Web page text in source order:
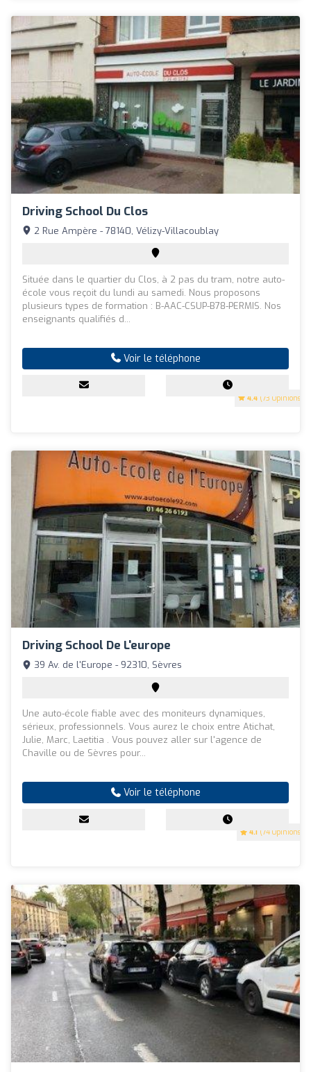
Driving School Du Clos
4.4 (73 Opinions)
2 Rue Ampère - 78140, Vélizy-Villacoublay
Située dans le quartier du Clos, à 2 pas du tram, notre auto-
école vous reçoit du lundi au samedi. Nous proposons
plusieurs types de formation : B-AAC-CSUP-B78-PERMIS. Nos
enseignants qualifiés d...
Voir le téléphone
Driving School De L'europe
4.1 (74 Opinions)
39 Av. de l'Europe - 92310, Sèvres
Une auto-école fiable avec des moniteurs dynamiques,
sérieux, professionnels. Vous aurez le choix entre Atichat,
Julie, Marc, Laetitia . Vous pouvez aller sur l'agence de
Chaville ou de Sèvres pour...
Voir le téléphone